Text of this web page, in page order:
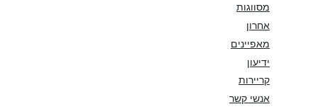
מסווגות
אחרון
מאפיינים
ידיעון
קריירות
אנשי קשר